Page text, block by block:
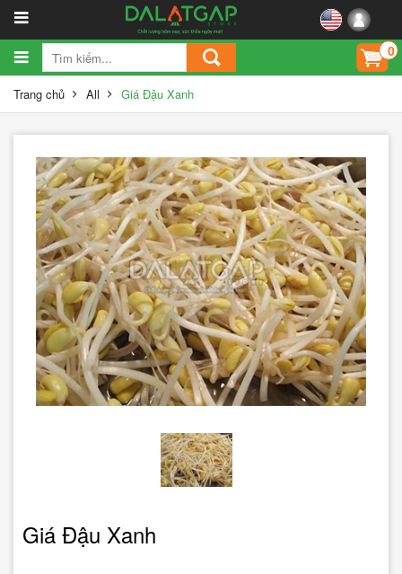
0
Trang chủ All Giá Đậu Xanh
Giá Đậu Xanh